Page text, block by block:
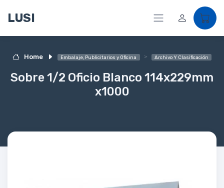
LUSI
Home Embalaje, Publicitarios y Oficina Archivo Y Clasificación
Sobre 1/2 Oficio Blanco 114x229mm
x1000